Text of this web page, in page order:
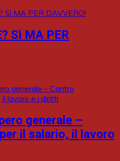
Sì MA PER
generale –
il salario, il lavoro